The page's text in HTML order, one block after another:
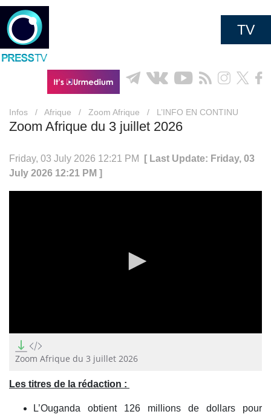
TV
Infos / Afrique / Zoom Afrique / L’INFO EN CONTINU
Zoom Afrique du 3 juillet 2026
Friday, 03 July 2026 12:21 PM
[ Last Update: Friday, 03
July 2026 12:21 PM ]
seconds
ofZoom Afrique du 3 juillet 2026
Les titres de la rédaction :
L’Ouganda obtient 126 millions de dollars pour